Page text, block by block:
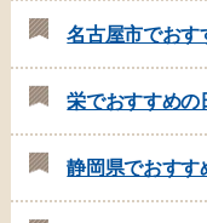
名古屋市でおす
栄でおすすめの
静岡県でおすす